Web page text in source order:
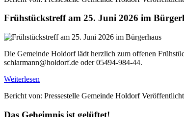
Frühstückstreff am 25. Juni 2026 im
Die Gemeinde Holdorf lädt herzlich zum offenen
schlarmann@holdorf.de oder 05494-984-44.
Weiterlesen
Bericht von: Pressestelle Gemeinde Holdorf
Das Geheimnis ist gelüftet!